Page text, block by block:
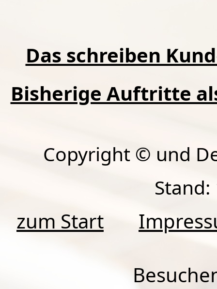
Das schreiben
Bisherige Auftritte
Copyright © und
Stand:
zum Start